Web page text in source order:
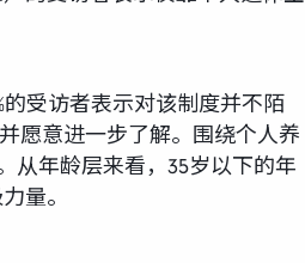
受访者表示对该制度并不陌
愿意进一步了解。围绕个人养
从年龄层来看，35岁以下的年
量。